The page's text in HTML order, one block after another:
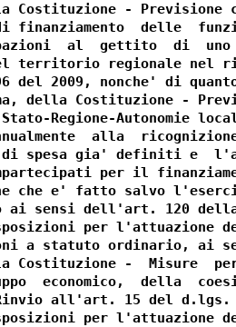
Costituzione - Previsione
finanziamento  delle
al  gettito  di
territorio regionale nel
del 2009, nonche' di
della Costituzione -
Regione-Autonomie
alla
spesa gia' definiti e
per il
che e' fatto salvo
ai sensi dell'art. 120
per l'attuazione
a statuto ordinario, ai
Costituzione -  Misure
economico,  della
all'art. 15 del
per l'attuazione